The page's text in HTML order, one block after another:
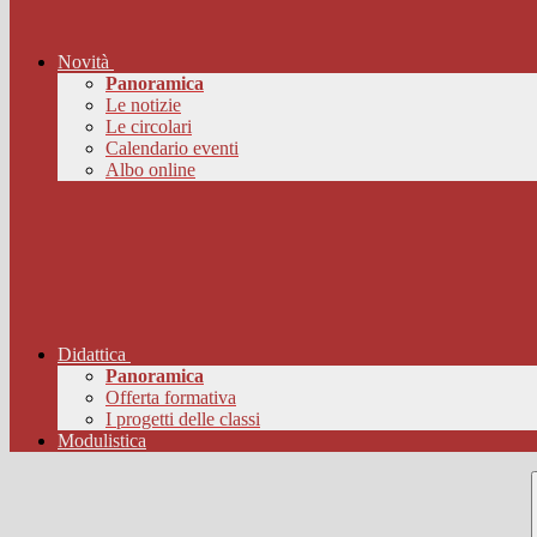
Novità
Panoramica
Le notizie
Le circolari
Calendario eventi
Albo online
Didattica
Panoramica
Offerta formativa
I progetti delle classi
Modulistica